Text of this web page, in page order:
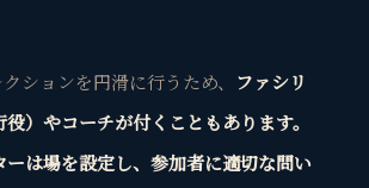
ションを円滑に行うため、 ファシリ
）やコーチが付くこともあります。
ーは場を設定し、参加者に適切な問い